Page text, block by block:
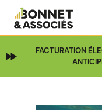
FACTURATION